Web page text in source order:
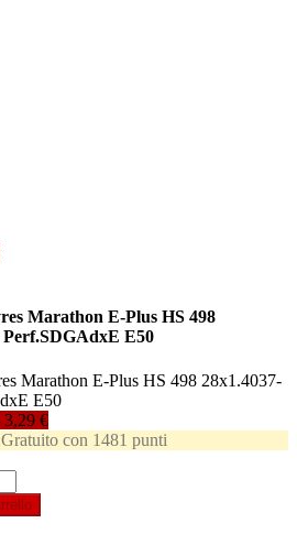
Marathon E-Plus HS 498
Perf.SDGAdxE E50
Marathon E-Plus HS 498 28x1.4037-
E50
3,29 €
Gratuito con 1481 punti